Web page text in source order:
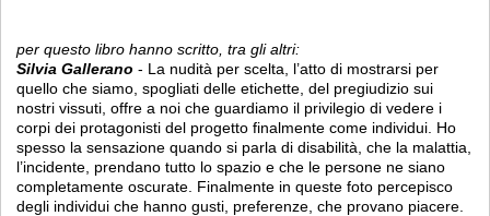
per questo libro hanno scritto, tra gli altri:
Silvia Gallerano - La nudità per scelta, l’atto di mostrarsi per
quello che siamo, spogliati delle etichette, del pregiudizio sui
nostri vissuti, offre a noi che guardiamo il privilegio di vedere i
corpi dei protagonisti del progetto finalmente come individui. Ho
spesso la sensazione quando si parla di disabilità, che la malattia,
l’incidente, prendano tutto lo spazio e che le persone ne siano
completamente oscurate. Finalmente in queste foto percepisco
degli individui che hanno gusti, preferenze, che provano piacere.